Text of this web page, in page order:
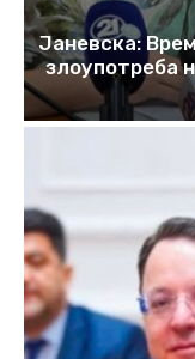
Јаневска:
злоупотреба